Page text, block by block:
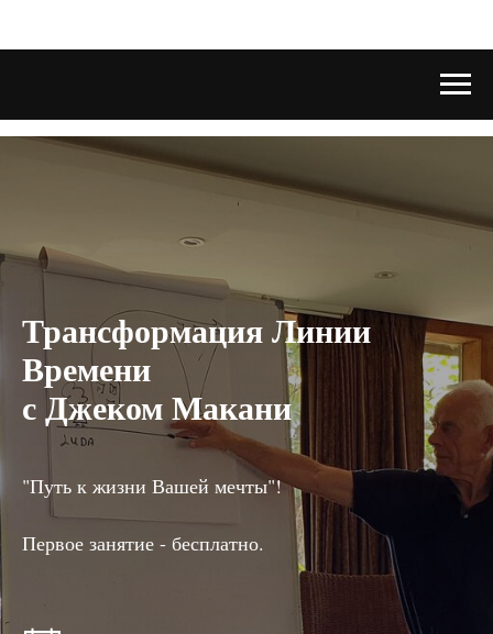
Трансформация Линии
Времени
с Джеком Макани
"Путь к жизни Вашей мечты"!
Первое занятие - бесплатно.